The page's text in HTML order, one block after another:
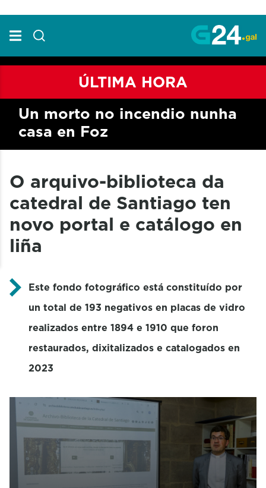
ÚLTIMA HORA
Un morto no incendio nunha
casa en Foz
O arquivo-biblioteca da
catedral de Santiago ten
novo portal e catálogo en
liña
Este fondo fotográfico está constituído por
un total de 193 negativos en placas de vidro
realizados entre 1894 e 1910 que foron
restaurados, dixitalizados e catalogados en
2023